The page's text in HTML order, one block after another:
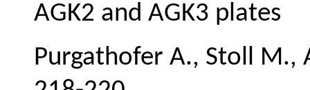
AGK2 and AGK3 plates
Purgathofer A., Stoll M.,